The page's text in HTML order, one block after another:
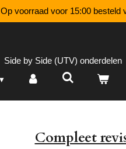
Op voorraad voor 15:00 besteld
Side by Side (UTV) onderdelen
Compleet